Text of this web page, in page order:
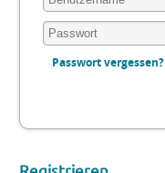
Passwort vergessen?